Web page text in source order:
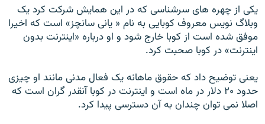
يکی از چهره های سرشناسی که در اين همايش شرکت کرد يک
وبلاگ نويس معروف کوبايی به نام « يانی سانچز» است که اخيرا
موفق شده است از کوبا خارج شود و او درباره «اينترنت بدون
اينترنت» در کوبا صحبت کرد.
يعنی توضيح داد که حقوق ماهانه يک فعال مدنی مانند او چيزی
حدود ۲۰ دلار در ماه است و اينترنت در کوبا آنقدر گران است که
اصلا نمی توان چندان به آن دسترسی پيدا کرد.